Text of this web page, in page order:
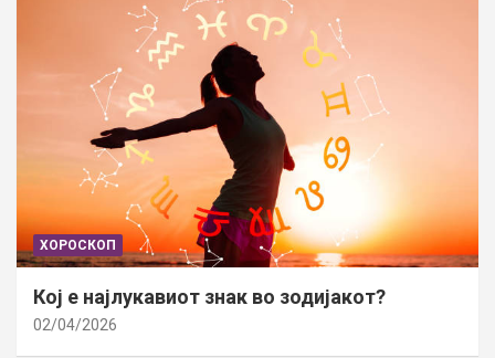
ХОРОСКОП
Кој е најлукавиот знак во зодијакот?
02/04/2026